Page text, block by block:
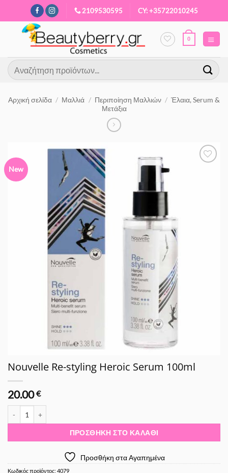
Μετάβαση
περιεχόμενο
2109530595 CY: +35722010245
0
Αναζήτηση
για:
Αρχική σελίδα / Μαλλιά / Περιποίηση Μαλλιών / Έλαια, Serum &
Μετάξια
New
Nouvelle Re-styling Heroic Serum 100ml
20.00€
ΠΡΟΣΘΉΚΗ ΣΤΟ ΚΑΛΆΘΙ
Προσθήκη στα Αγαπημένα
Κωδικός προϊόντος: 4079